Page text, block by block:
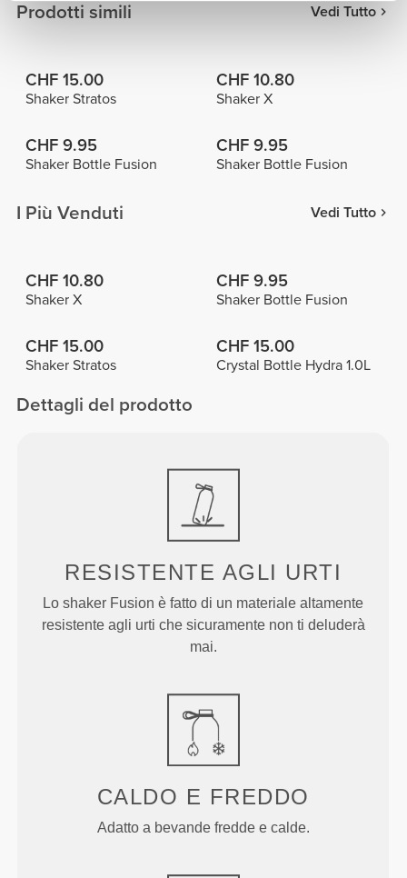
Prodotti simili Vedi Tutto
CHF 15.00
Shaker Stratos
CHF 10.80
Shaker X
CHF 9.95
Shaker Bottle Fusion
CHF 9.95
Shaker Bottle Fusion
I Più Venduti Vedi Tutto
CHF 10.80
Shaker X
CHF 9.95
Shaker Bottle Fusion
CHF 15.00
Shaker Stratos
CHF 15.00
Crystal Bottle Hydra 1.0L
Dettagli del prodotto
RESISTENTE AGLI URTI
Lo shaker Fusion è fatto di un materiale altamente
resistente agli urti che sicuramente non ti deluderà
mai.
CALDO E FREDDO
Adatto a bevande fredde e calde.